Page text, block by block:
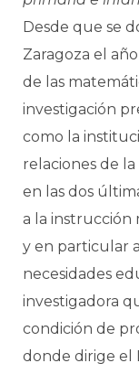
Desde que se
Zaragoza el
de las
investigación
como la
relaciones de
en las dos
a la instrucción
y en particular
necesidades
investigadora
condición de
donde dirige el